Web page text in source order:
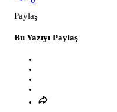
Paylaş
Bu Yazıyı Paylaş